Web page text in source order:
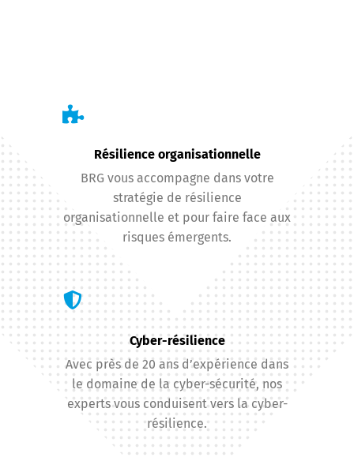
Résilience organisationnelle
BRG vous accompagne dans votre
stratégie de résilience
organisationnelle et pour faire face aux
risques émergents.
Cyber-résilience
Avec près de 20 ans d’expérience dans
le domaine de la cyber-sécurité, nos
experts vous conduisent vers la cyber-
résilience.